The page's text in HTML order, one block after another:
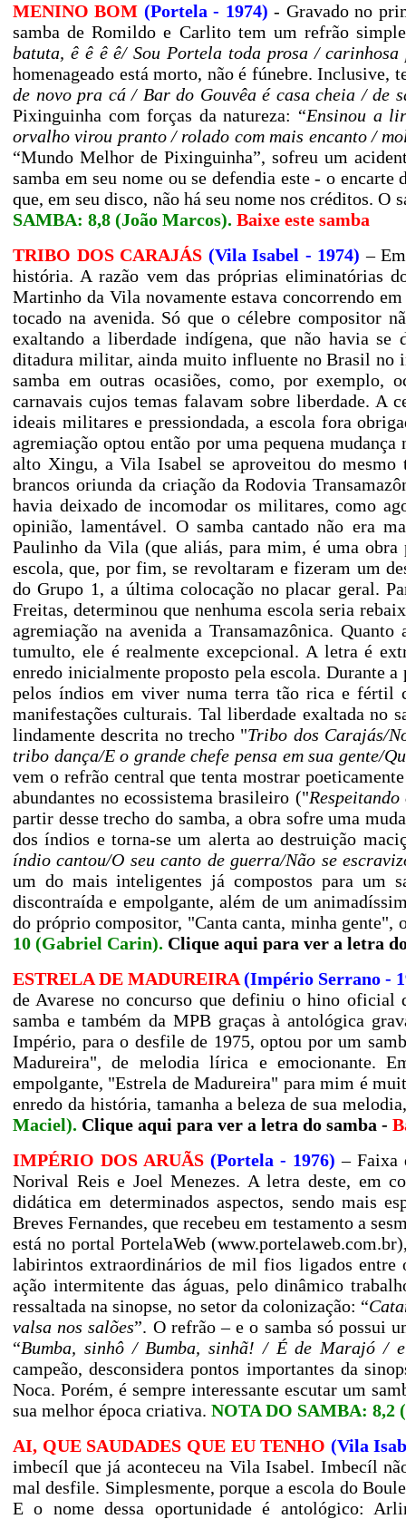
MENINO BOM (Portela - 1974) - Gravado no
samba de Romildo e Carlito tem um refrão
batuta, ê ê ê ê/ Sou Portela toda prosa / carinhosa
homenageado está morto, não é fúnebre. Inclusive,
de novo pra cá / Bar do Gouvêa é casa cheia / de
Pixinguinha com forças da natureza: “Ensinou a
orvalho virou pranto / rolado com mais encanto /
“Mundo Melhor de Pixinguinha”, sofreu um
samba em seu nome ou se defendia este - o
que, em seu disco, não há seu nome nos créditos.
SAMBA: 8,8 (João Marcos). Baixe este samba
TRIBO DOS CARAJÁS (Vila Isabel - 1974)–
história. A razão vem das próprias eliminatórias
Martinho da Vila novamente estava concorrendo
tocado na avenida. Só que o célebre compositor
exaltando a liberdade indígena, que não havia se
ditadura militar, ainda muito influente no Brasil no
samba em outras ocasiões, como, por exemplo,
carnavais cujos temas falavam sobre liberdade. A
ideais militares e pressiondada, a escola fora
agremiação optou então por uma pequena
alto Xingu, a Vila Isabel se aproveitou do
brancos oriunda da criação da Rodovia
havia deixado de incomodar os militares, como
opinião, lamentável. O samba cantado não era
Paulinho da Vila (que aliás, para mim, é uma obra
escola, que, por fim, se revoltaram e fizeram um
do Grupo 1, a última colocação no placar geral.
Freitas, determinou que nenhuma escola seria
agremiação na avenida a Transamazônica.
tumulto, ele é realmente excepcional. A letra é
enredo inicialmente proposto pela escola. Durante
pelos índios em viver numa terra tão rica e fértil
manifestações culturais. Tal liberdade exaltada no
lindamente descrita no trecho "Tribo dos Carajás/
tribo dança/E o grande chefe pensa em sua gente/
vem o refrão central que tenta mostrar
abundantes no ecossistema brasileiro ("
partir desse trecho do samba, a obra sofre uma
dos índios e torna-se um alerta ao destruição
índio cantou/O seu canto de guerra/Não se
um do mais inteligentes já compostos para um
discontraída e empolgante, além de um
do próprio compositor, "Canta canta, minha gente",
10 (Gabriel Carin). Clique aqui para ver a letra
ESTRELA DE MADUREIRA(Império Serrano -
de Avarese no concurso que definiu o hino oficial
samba e também da MPB graças à antológica
Império, para o desfile de 1975, optou por um
Madureira", de melodia lírica e emocionante.
empolgante, "Estrela de Madureira" para mim é
enredo da história, tamanha a beleza de sua
Maciel). Clique aqui para ver a letra do samba -
IMPÉRIO DOS ARUÃS (Portela - 1976) – Faixa
Norival Reis e Joel Menezes. A letra deste, em
didática em determinados aspectos, sendo mais
Breves Fernandes, que recebeu em testamento a
está no portal PortelaWeb (www.portelaweb.com.br
labirintos extraordinários de mil fios ligados entre
ação intermitente das águas, pelo dinâmico
ressaltada na sinopse, no setor da colonização: “
valsa nos salões”. O refrão – e o samba só possui
“Bumba, sinhô / Bumba, sinhã! / É de Marajó /
campeão, desconsidera pontos importantes da
Noca. Porém, é sempre interessante escutar um
sua melhor época criativa. NOTA DO SAMBA: 8,2
AI, QUE SAUDADES QUE EU TENHO (Vila
imbecíl que já aconteceu na Vila Isabel. Imbecíl
mal desfile. Simplesmente, porque a escola do
E o nome dessa oportunidade é antológico: